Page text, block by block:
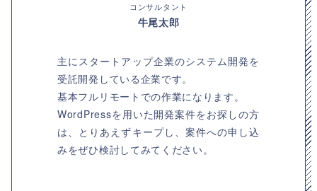
コンサルタント
牛尾太郎
主にスタートアップ企業のシステム開発を
受託開発している企業です。
基本フルリモートでの作業になります。
WordPressを用いた開発案件をお探しの方
は、とりあえずキープし、案件への申し込
みをぜひ検討してみてください。